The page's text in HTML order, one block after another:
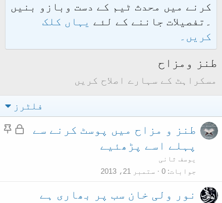
کرنے میں محدث ٹیم کے دست وبازو بنیں
۔تفصیلات جاننے کے لئے یہاں کلک
کریں۔
طنز ومزاح
مسکراہٹ کے سہارے اصلاح کریں
فلٹرز
م
طنز و مزاح میں پوسٹ کرنے سے
پہلے اسے پڑھئیے
یوسف ثانی
جوابات 0 ستمبر 21، 2013
نور ولی خان سب پر بھاری ہے